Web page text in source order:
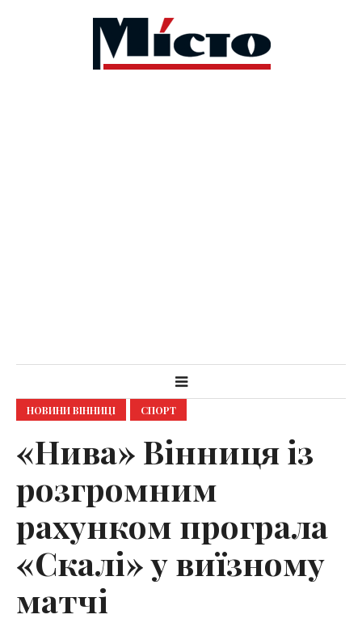
НОВИНИ ВІННИЦІ СПОРТ
«Нива» Вінниця із
розгромним
рахунком програла
«Скалі» у виїзному
матчі